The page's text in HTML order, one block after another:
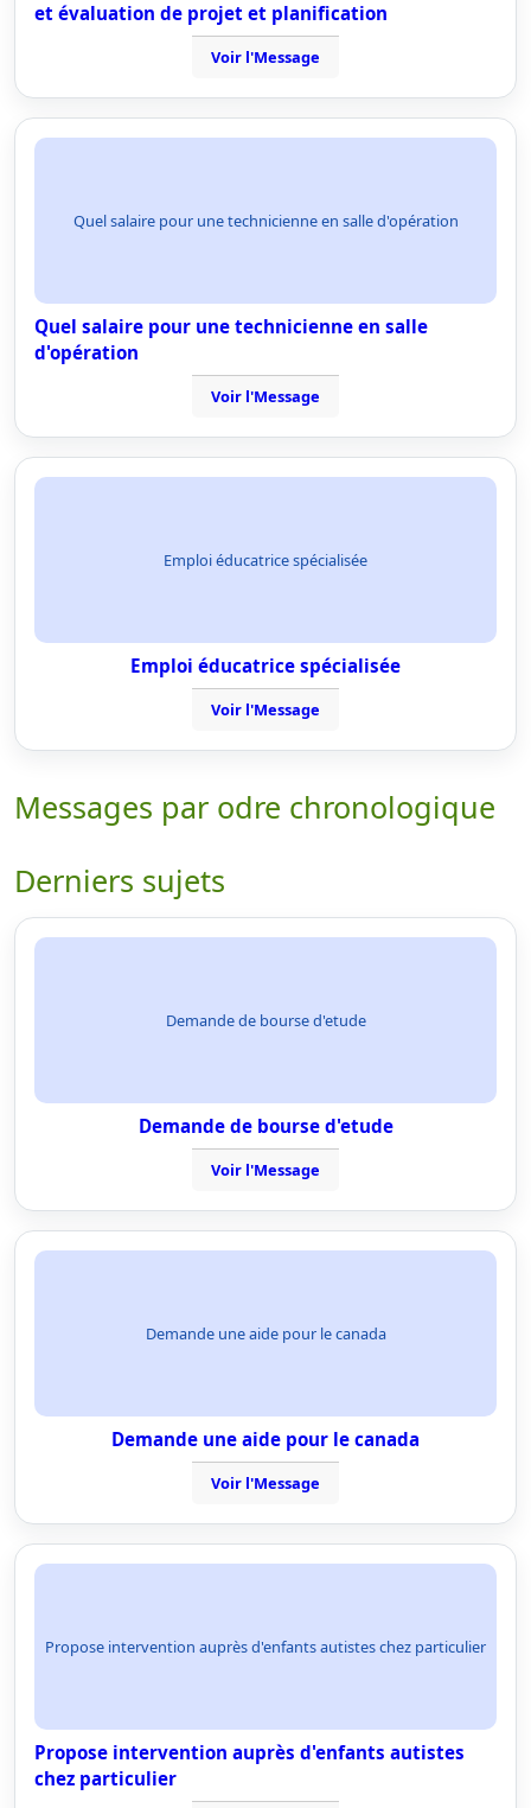
et évaluation de projet et planification
Voir l'Message
Quel salaire pour une technicienne en salle d'opération
Quel salaire pour une technicienne en salle
d'opération
Voir l'Message
Emploi éducatrice spécialisée
Emploi éducatrice spécialisée
Voir l'Message
Messages par odre chronologique
Derniers sujets
Demande de bourse d'etude
Demande de bourse d'etude
Voir l'Message
Demande une aide pour le canada
Demande une aide pour le canada
Voir l'Message
Propose intervention auprès d'enfants autistes chez particulier
Propose intervention auprès d'enfants autistes
chez particulier